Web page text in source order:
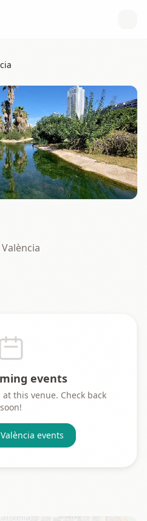
events
this venue. Check back
soon!
València events